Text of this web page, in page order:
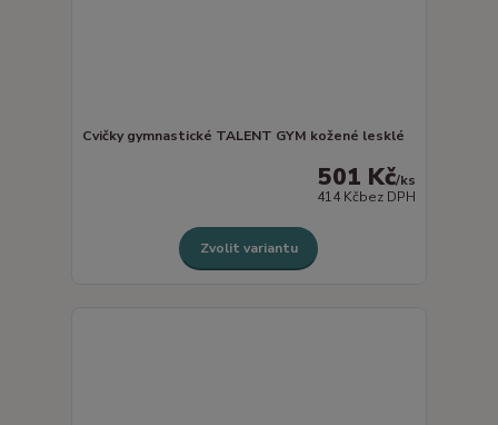
Cvičky gymnastické TALENT GYM kožené lesklé
501 Kč/ks
414 Kčbez DPH
Zvolit variantu